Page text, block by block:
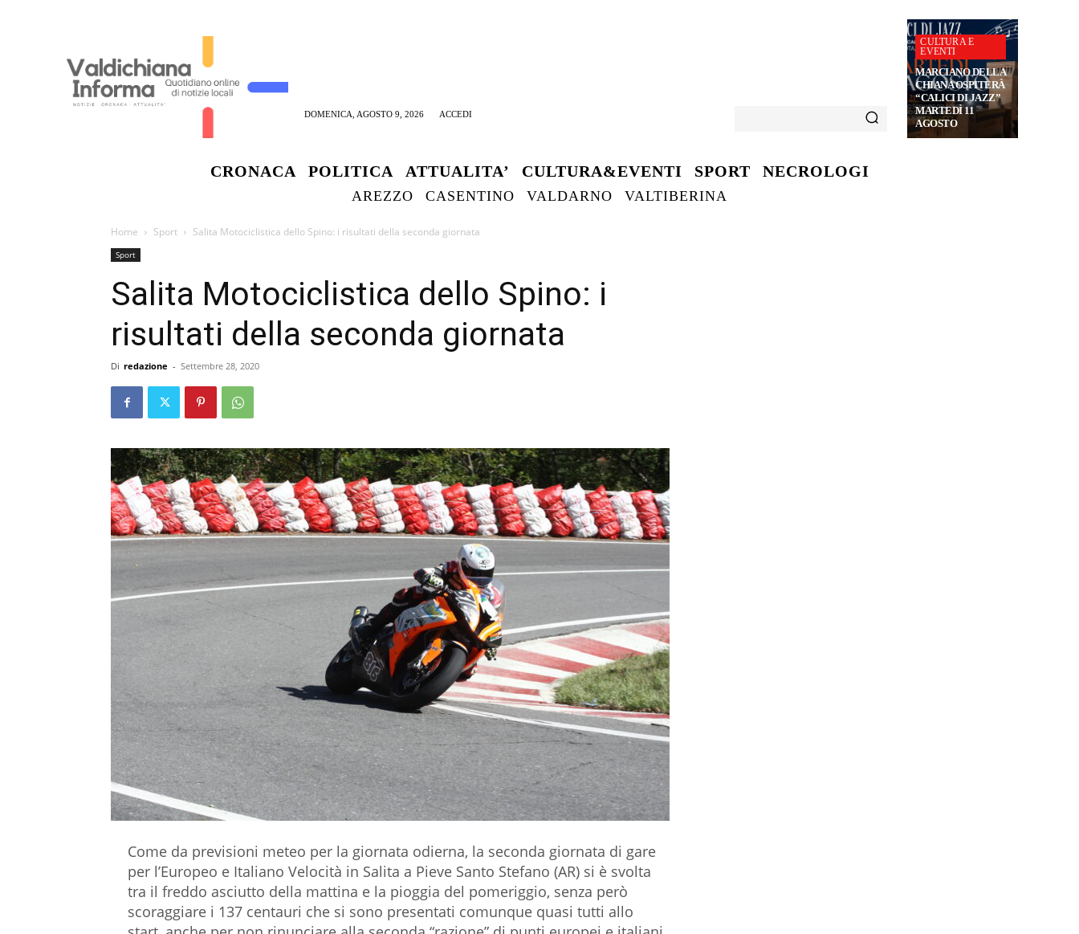
DOMENICA, AGOSTO 9, 2026 ACCEDI
CULTURA E
EVENTI
MARCIANO DELLA
CHIANA OSPITERÀ
“CALICI DI JAZZ”
MARTEDÌ 11
AGOSTO
CRONACA POLITICA ATTUALITA’ CULTURA&EVENTI SPORT NECROLOGI
AREZZO CASENTINO VALDARNO VALTIBERINA
Home Sport Salita Motociclistica dello Spino: i risultati della seconda giornata
Sport
Salita Motociclistica dello Spino: i
risultati della seconda giornata
Di redazione - Settembre 28, 2020
Come da previsioni meteo per la giornata odierna, la seconda giornata di gare
per l’Europeo e Italiano Velocità in Salita a Pieve Santo Stefano (AR) si è svolta
tra il freddo asciutto della mattina e la pioggia del pomeriggio, senza però
scoraggiare i 137 centauri che si sono presentati comunque quasi tutti allo